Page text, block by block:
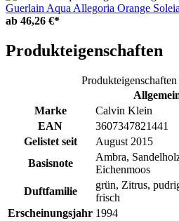
Guerlain Aqua Allegoria Orange
ab 46,26 €*
Produkteigenschaften
Marke
Calvin Klein
EAN
3607347821441
Gelistet seit
August 2015
Basisnote
Ambra,
Eichenmoos
Duftfamilie
grün, Zitrus,
frisch
Erscheinungsjahr 1994